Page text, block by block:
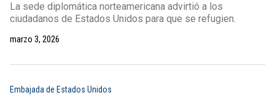
La sede diplomática norteamericana advirtió a los
ciudadanos de Estados Unidos para que se refugien.
marzo 3, 2026
Embajada de Estados Unidos